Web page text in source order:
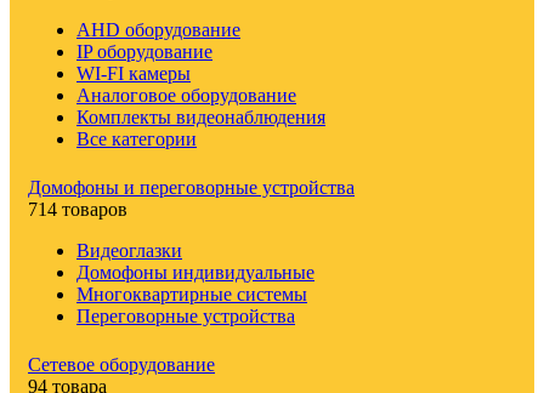
AHD оборудование
IP оборудование
WI-FI камеры
Аналоговое оборудование
Комплекты видеонаблюдения
Все категории
Домофоны и переговорные устройства
714 товаров
Видеоглазки
Домофоны индивидуальные
Многоквартирные системы
Переговорные устройства
Сетевое оборудование
94 товара